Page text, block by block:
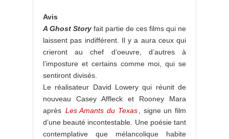
Avis
A Ghost Story fait partie de ces films qui ne
laissent pas indifférent. Il y a aura ceux qui
crieront au chef d’oeuvre, d’autres à
l’imposture et certains comme moi, qui se
sentiront divisés.
Le réalisateur David Lowery qui réunit de
nouveau Casey Affleck et Rooney Mara
après Les Amants du Texas, signe un film
d’une beauté incontestable. Une poésie tant
contemplative que mélancolique habite